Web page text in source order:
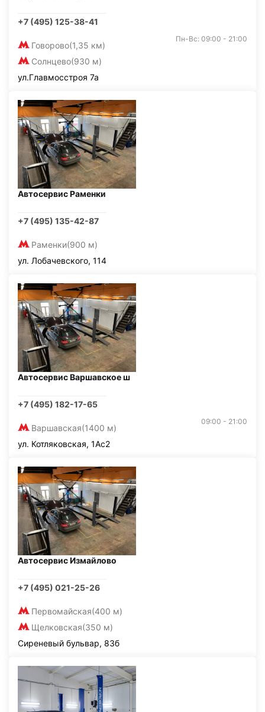
+7 (495) 125-38-41
Говорово(1,35 км)
Солнцево(930 м)
Пн-Вс: 09:00 - 21:00
ул.Главмосстроя 7а
Автосервис Раменки
+7 (495) 135-42-87
Раменки(900 м)
ул. Лобачевского, 114
Автосервис Варшавское ш
+7 (495) 182-17-65
Варшавская(1400 м)
09:00 - 21:00
ул. Котляковская, 1Ас2
Автосервис Измайлово
+7 (495) 021-25-26
Первомайская(400 м)
Щелковская(350 м)
Сиреневый бульвар, 83б